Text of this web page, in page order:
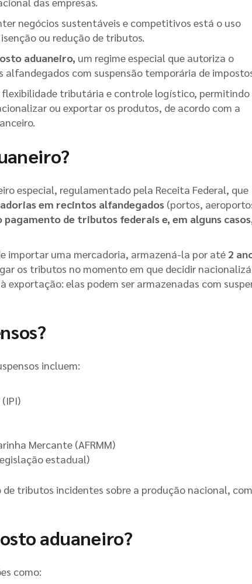
negócios sustentáveis e competitivos está o uso
ou redução de tributos.
aduaneiro, um regime especial que autoriza o
com suspensão temporária de
flexibilidade tributária e controle logístico, permitindo
ou exportar os produtos, de acordo com a
especial, regulamentado pela Receita Federal, que
em recintos alfandegados (portos,
pagamento de tributos federais e, em alguns
importar uma mercadoria, armazená-la por até 2
os tributos no momento em que decidir
exportação: elas podem ser armazenadas com
incluem:
Mercante (AFRMM)
estadual)
tributos incidentes sobre a produção nacional,
aduaneiro?
como: